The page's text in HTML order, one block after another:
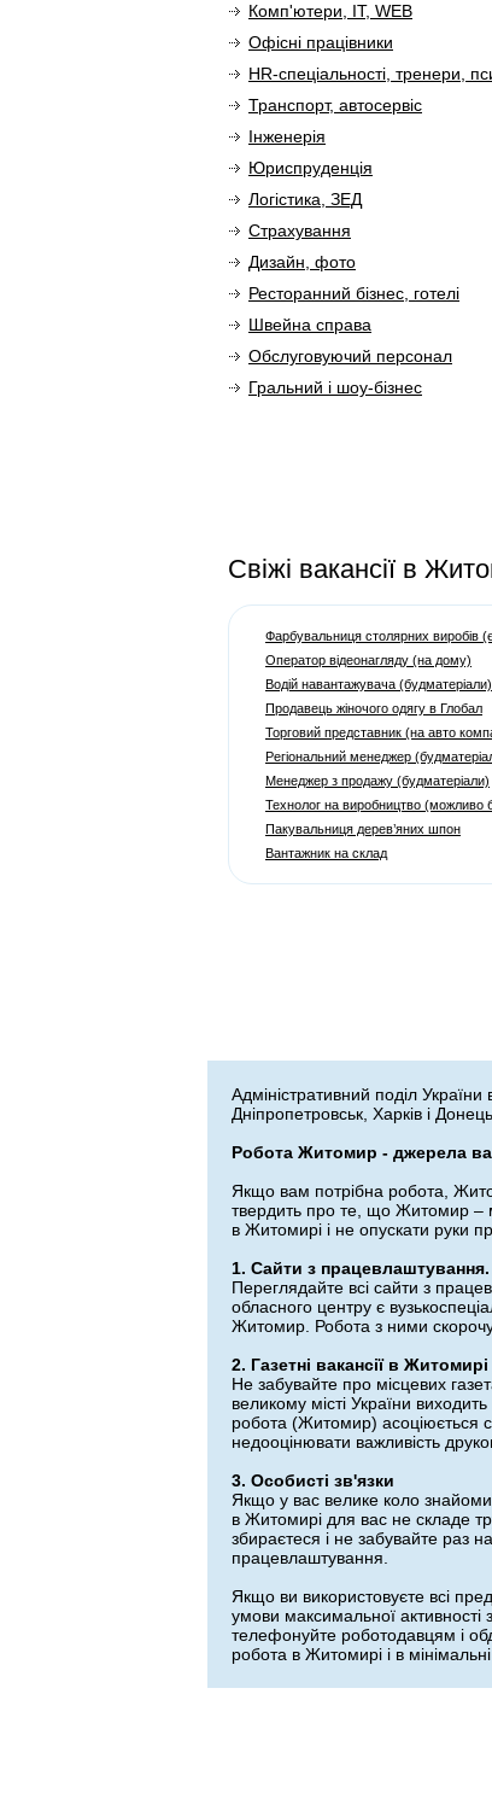
Комп'ютери, IT, WEB
Офісні працівники
HR-спеціальності, тренери,
Транспорт, автосервіс
Інженерія
Юриспруденція
Логістика, ЗЕД
Страхування
Дизайн, фото
Ресторанний бізнес, готелі
Швейна справа
Обслуговуючий персонал
Гральний і шоу-бізнес
Cвіжі вакансії в
Фарбувальниця столярних виробів (є
Оператор відеонагляду (на дому)
Водій навантажувача (будматеріали)
Продавець жіночого одягу в Глобал
Торговий представник (на авто
Регіональний менеджер
Менеджер з продажу (будматеріали)
Технолог на виробництво (можливо
Пакувальниця дерев’яних шпон
Вантажник на склад
Адміністративний поділ
Дніпропетровськ, Харків і
Робота Житомир - джерела
Якщо вам потрібна робота,
твердить про те, що Житомир –
в Житомирі і не опускати руки
1. Сайти з працевлаштування.
Переглядайте всі сайти з
обласного центру є
Житомир. Робота з ними
2. Газетні вакансії в Житомирі
Не забувайте про місцевих
великому місті України
робота (Житомир) асоціюється
недооцінювати важливість
3. Особисті зв'язки
Якщо у вас велике коло
в Житомирі для вас не складе
збираєтеся і не забувайте раз
працевлаштування.
Якщо ви використовуєте всі
умови максимальної
телефонуйте роботодавцям і
робота в Житомирі і в